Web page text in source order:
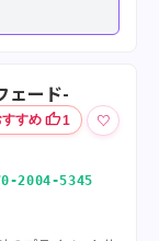
ェード-
すすめ thumb_up1 ♡
2004-5345